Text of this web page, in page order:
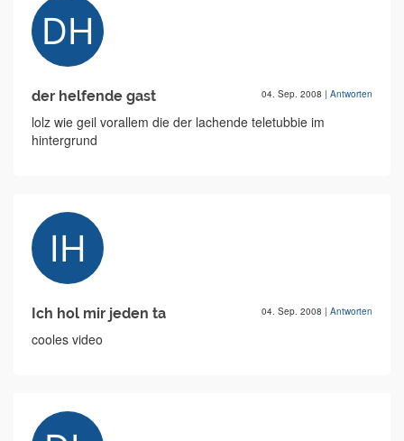
der helfende gast 04. Sep. 2008 | Antworten
lolz wie geil vorallem die der lachende teletubbie im
hintergrund
Ich hol mir jeden ta 04. Sep. 2008 | Antworten
cooles video